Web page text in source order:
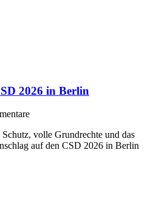
2026 in Berlin
volle Grundrechte und das
auf den CSD 2026 in Berlin